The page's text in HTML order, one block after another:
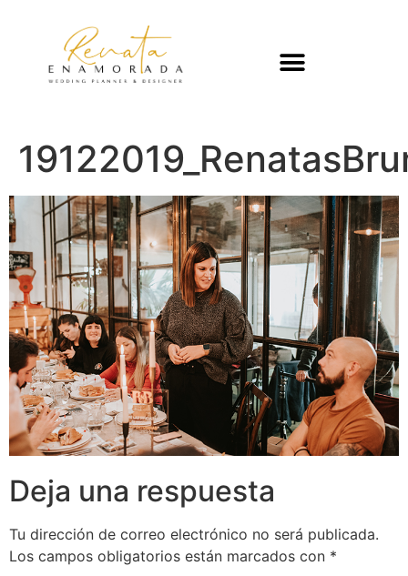
Deja una respuesta
Tu dirección de correo electrónico no será publicada.
Los campos obligatorios están marcados con *